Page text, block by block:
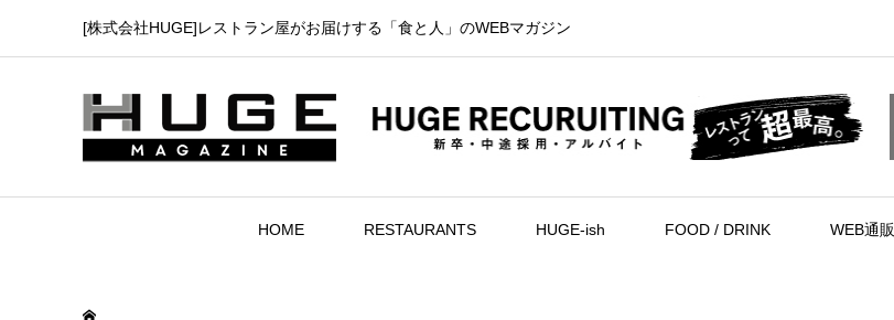
[株式会社HUGE]レストラン屋がお届けする「食と人」のWEBマガジン
HOME RESTAURANTS HUGE-ish FOOD / DRINK WEB通販